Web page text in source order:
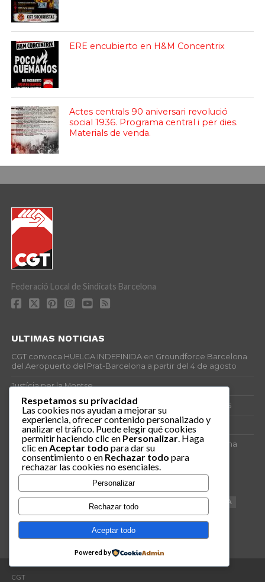
ERE encubierto en H&M Concentrix
Actes centrals 90 aniversari revolució
social 1936. Programa central i per dies.
Materials de venda.
Federació Local de Sindicats Barcelona
ULTIMAS NOTICIAS
CGT convoca HUELGA INDEFINIDA en Groundforce Barcelona
del Aeropuerto del Prat-Barcelona a partir del 4 de agosto
Justícia per la Montse
25J – Día Mundial para la Prevención de los Ahogamientos
ERE encubierto en H&M Concentrix
Actes centrals 90 aniversari revolució social 1936. Programa
central i per dies. Materials de venda.
VAGA TELEMARKETING NETEJA
CONFERENCIA
DOCUMENTAL
SANITAT CATSALUT 061 ANTI-MWC
CGT
Respetamos su privacidad
Las cookies nos ayudan a mejorar su
experiencia, ofrecer contenido personalizado y
analizar el tráfico. Puede elegir qué cookies
permitir haciendo clic en Personalizar . Haga
clic en Aceptar todo para dar su
consentimiento o en Rechazar todo para
rechazar las cookies no esenciales.
Personalizar
Rechazar todo
Aceptar todo
Powered by